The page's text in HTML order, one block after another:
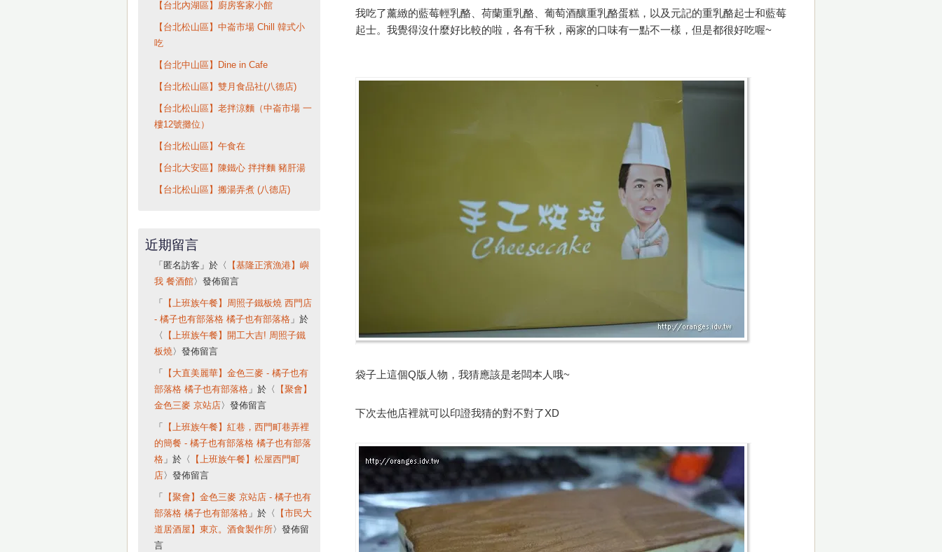
我吃了薰緻的藍莓輕乳酪、荷蘭重乳酪、葡萄酒釀重乳酪蛋糕，以及元記的重乳酪起士和藍莓
起士。我覺得沒什麼好比較的啦，各有千秋，兩家的口味有一點不一樣，但是都很好吃喔~
袋子上這個Q版人物，我猜應該是老闆本人哦~
下次去他店裡就可以印證我猜的對不對了XD
【台北內湖區】廚房客家小館
【台北松山區】中崙市場 Chill 韓式小
吃
【台北中山區】Dine in Cafe
【台北松山區】雙月食品社(八德店)
【台北松山區】老拌涼麵（中崙市場 一
樓12號攤位）
【台北松山區】午食在
【台北大安區】陳鐵心 拌拌麵 豬肝湯
【台北松山區】搬湯弄煮 (八德店)
近期留言
「 匿名訪客 」於〈
【基隆正濱漁港】嶼
我 餐酒館〉發佈留言
「
【上班族午餐】周照子鐵板燒 西門店
- 橘子也有部落格 橘子也有部落格」於
〈
【上班族午餐】開工大吉! 周照子鐵
板燒〉發佈留言
「
【大直美麗華】金色三麥 - 橘子也有
部落格 橘子也有部落格」於〈
【聚會】
金色三麥 京站店 〉發佈留言
「
【上班族午餐】紅巷，西門町巷弄裡
的簡餐 - 橘子也有部落格 橘子也有部落
格」於〈
【上班族午餐】松屋西門町
店 〉發佈留言
「
【聚會】金色三麥 京站店 - 橘子也有
部落格 橘子也有部落格」於〈
【市民大
道居酒屋】東京。酒食製作所〉發佈留
言